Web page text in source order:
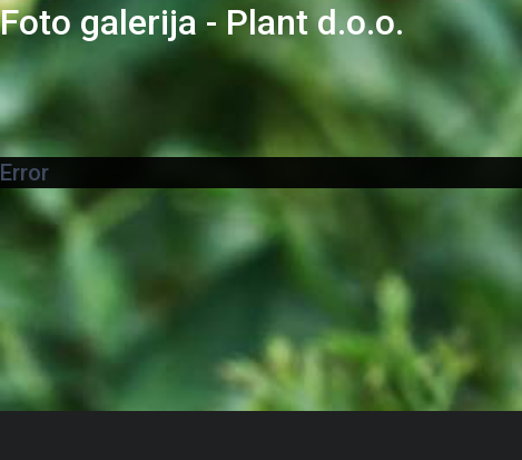
Foto galerija - Plant d.o.o.
Error